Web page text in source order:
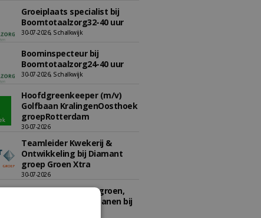
Groeiplaats specialist bij
Boomtotaalzorg32-40 uur
30-07-2026, Schalkwijk
Boominspecteur bij
Boomtotaalzorg24-40 uur
30-07-2026, Schalkwijk
Hoofdgreenkeeper (m/v)
Golfbaan KralingenOosthoek
groepRotterdam
30-07-2026
Teamleider Kwekerij &
Ontwikkeling bij Diamant
groep Groen Xtra
30-07-2026
Adviseur openbaar groen,
sportvelden & golfbanen bij